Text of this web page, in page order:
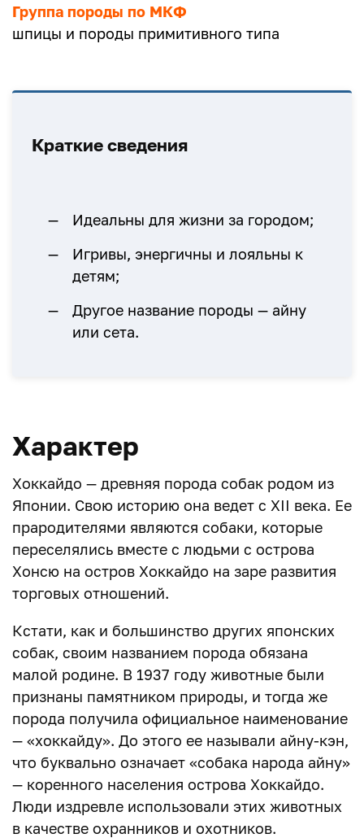
Группа породы по МКФ
шпицы и породы примитивного типа
Краткие сведения
Идеальны для жизни за городом;
Игривы, энергичны и лояльны к
детям;
Другое название породы — айну
или сета.
Характер
Хоккайдо — древняя порода собак родом из
Японии. Свою историю она ведет с XII века. Ее
прародителями являются собаки, которые
переселялись вместе с людьми с острова
Хонсю на остров Хоккайдо на заре развития
торговых отношений.
Кстати, как и большинство других японских
собак, своим названием порода обязана
малой родине. В 1937 году животные были
признаны памятником природы, и тогда же
порода получила официальное наименование
— «хоккайду». До этого ее называли айну-кэн,
что буквально означает «собака народа айну»
— коренного населения острова Хоккайдо.
Люди издревле использовали этих животных
в качестве охранников и охотников.